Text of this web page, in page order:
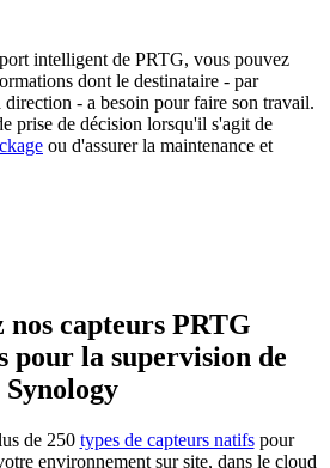
intelligent de PRTG, vous pouvez
dont le destinataire - par
- a besoin pour faire son travail.
prise de décision lorsqu'il s'agit de
ou d'assurer la maintenance et
nos capteurs PRTG
pour la supervision de
Synology
de 250 types de capteurs natifspour
environnement sur site, dans le cloud